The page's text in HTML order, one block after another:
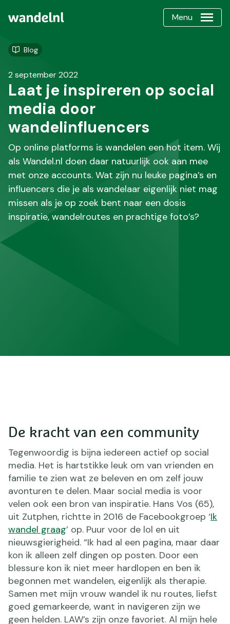
Menu
Blog
2 september 2022
Laat je inspireren op social
media door
wandelinfluencers
Op online platforms is wandelen een hot item. Wij
als Wandel.nl doen daar natuurlijk ook aan mee
met onze accounts. Wat zijn nu leuke pagina’s en
influencers die je als wandelaar eigenlijk niet mag
missen als je op zoek bent naar een dosis
inspiratie, wandelroutes en prachtige foto’s?
De kracht van een community
Tegenwoordig is bijna iedereen actief op social
media. Het is hartstikke leuk om van vrienden en
familie te zien wat ze beleven en om zelf jouw
avonturen te delen. Maar social media is voor
velen ook een bron van inspiratie. Hans Vos (65),
uit Zutphen, richtte in 2016 de Facebookgroep ‘Ik
wandel graag’ op. Puur voor de lol en uit
nieuwsgierigheid. “Ik had al een pagina, maar daar
kon ik alleen zelf dingen op posten. Door een
blessure kon ik niet meer hardlopen en ben ik
begonnen met wandelen, eigenlijk als therapie.
Samen met mijn vrouw wandel ik nu routes, liefst
goed gemarkeerde, want in navigeren zijn we
geen helden. LAW’s zijn onze favoriet. Al mijn hele